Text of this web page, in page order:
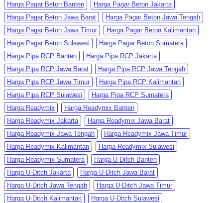
Harga Pagar Beton Banten
Harga Pagar Beton Jakarta
Harga Pagar Beton Jawa Barat
Harga Pagar Beton Jawa Tengah
Harga Pagar Beton Jawa Timur
Harga Pagar Beton Kalimantan
Harga Pagar Beton Sulawesi
Harga Pagar Beton Sumatera
Harga Pipa RCP Banten
Harga Pipa RCP Jakarta
Harga Pipa RCP Jawa Barat
Harga Pipa RCP Jawa Tengah
Harga Pipa RCP Jawa Timur
Harga Pipa RCP Kalimantan
Harga Pipa RCP Sulawesi
Harga Pipa RCP Sumatera
Harga Readymix
Harga Readymix Banten
Harga Readymix Jakarta
Harga Readymix Jawa Barat
Harga Readymix Jawa Tengah
Harga Readymix Jawa Timur
Harga Readymix Kalimantan
Harga Readymix Sulawesi
Harga Readymix Sumatera
Harga U-Ditch Banten
Harga U-Ditch Jakarta
Harga U-Ditch Jawa Barat
Harga U-Ditch Jawa Tengah
Harga U-Ditch Jawa Timur
Harga U-Ditch Kalimantan
Harga U-Ditch Sulawesi